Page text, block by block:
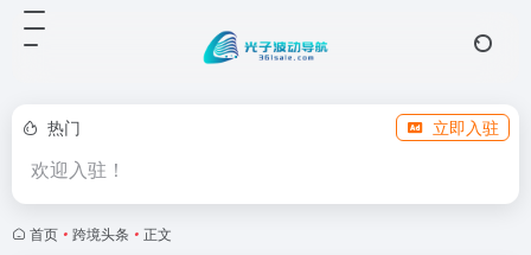
热门 立即入驻
欢迎入驻！
首页 • 跨境头条 • 正文